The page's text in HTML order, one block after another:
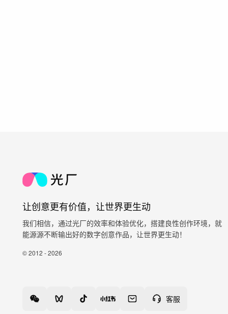
让创意更有价值，让世界更生动
我们相信，通过光厂的效率和体验优化，搭建良性创作环境，就
能源源不断输出好的数字创意作品，让世界更生动！
© 2012 - 2026
客服